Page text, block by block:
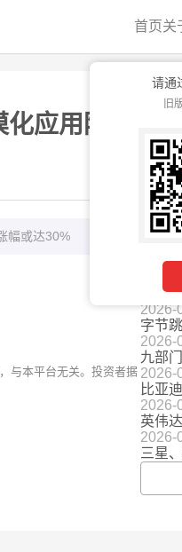
首页关
请通
旧
应用阶段
幅或达30%
与本平台无关。投资者据
2026-
2026-
2026-
2026-
2026-